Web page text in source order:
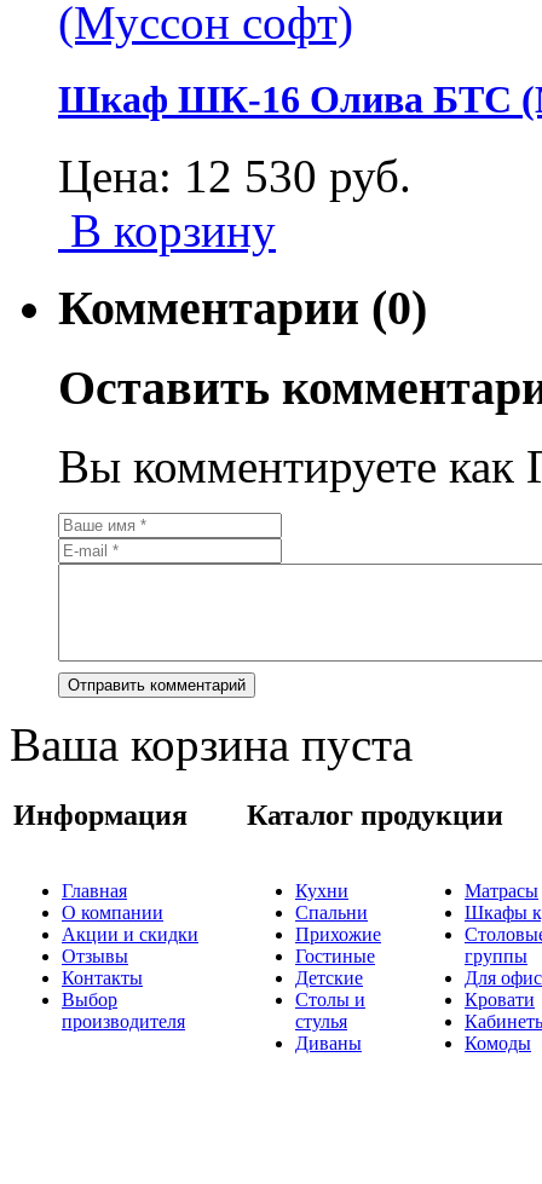
Шкаф ШК-16 Олива БТС
Цена: 12 530 руб.
В корзину
Комментарии (0)
Оставить
Вы комментируете как
Ваша корзина пуста
Информация Каталог продукции
Главная
О компании
Акции и скидки
Отзывы
Контакты
Выбор
производителя
Кухни
Спальни
Прихожие
Гостиные
Детские
Столы и
стулья
Диваны
Матрасы
Шкафы
группы
Для
Кровати
Комоды